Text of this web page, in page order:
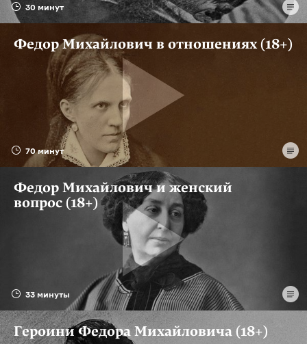
30 минут
70 минут
Федор Михайлович в отношениях (18+)
33 минуты
Федор Михайлович и женский
вопрос (18+)
Героини Федора Михайловича (18+)